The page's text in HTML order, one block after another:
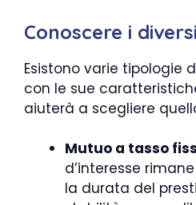
Conoscere i
Esistono varie tipologie
con le sue
aiuterà a scegliere
Mutuo a tasso
d’interesse
la durata del